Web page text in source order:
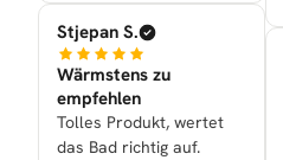
Stjepan S.
Wärmstens zu
empfehlen
Tolles Produkt, wertet
das Bad richtig auf.